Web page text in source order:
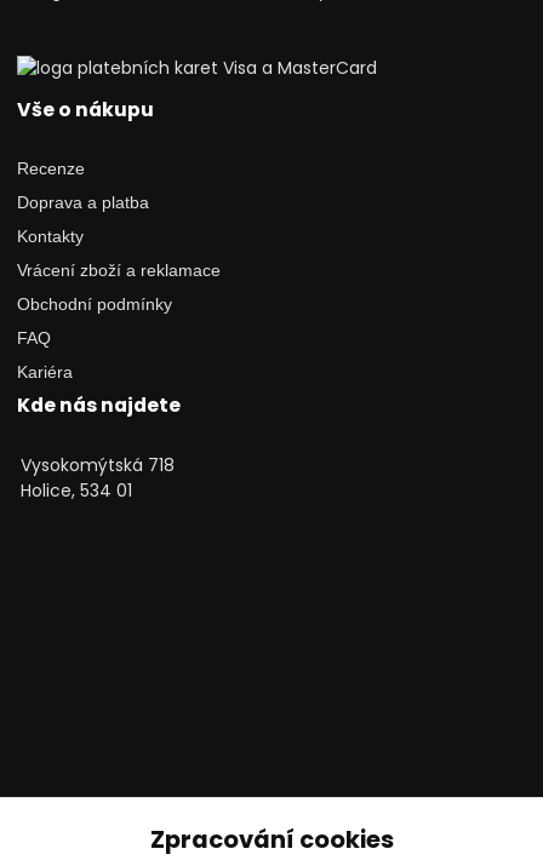
Vše o nákupu
Recenze
Doprava a platba
Kontakty
Vrácení zboží a reklamace
Obchodní podmínky
FAQ
Kariéra
Kde nás najdete
Vysokomýtská 718
Holice, 534 01
Technické poradenstvíZpracování cookies